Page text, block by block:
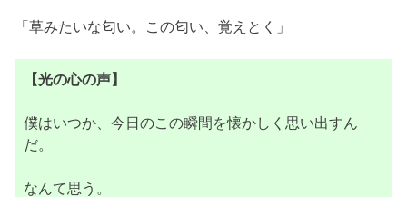
「草みたいな匂い。この匂い、覚えとく」
【光の心の声】
僕はいつか、今日のこの瞬間を懐かしく思い出すん
だ。
なんて思う。